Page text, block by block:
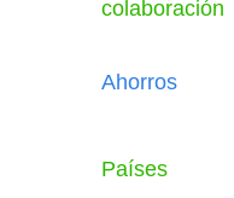
colaboración
Ahorros
Países